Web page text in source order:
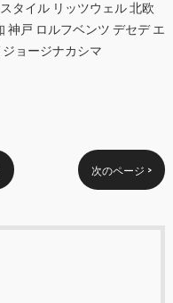
タイル リッツウェル 北欧
神戸 ロルフベンツ デセデ エ
ョージナカシマ
次のページ >